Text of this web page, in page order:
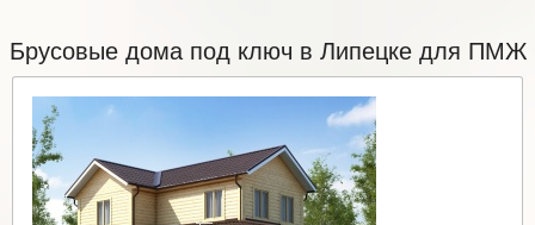
Брусовые дома под ключ в Липецке для ПМЖ